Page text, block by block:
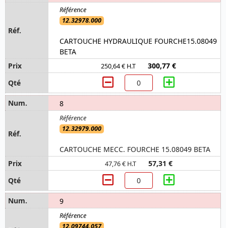
12.32978.000
CARTOUCHE HYDRAULIQUE FOURCHE15.08049
BETA
250,64 € H.T 300,77 €
8
12.32979.000
CARTOUCHE MECC. FOURCHE 15.08049 BETA
47,76 € H.T 57,31 €
9
12.09744.057